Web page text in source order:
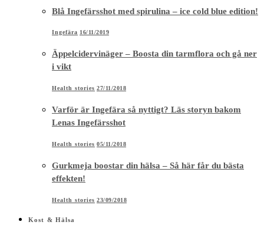
Blå Ingefärsshot med spirulina – ice cold blue edition!
Ingefära 16/11/2019
Äppelcidervinäger – Boosta din tarmflora och gå ner
i vikt
Health stories 27/11/2018
Varför är Ingefära så nyttigt? Läs storyn bakom
Lenas Ingefärsshot
Health stories 05/11/2018
Gurkmeja boostar din hälsa – Så här får du bästa
effekten!
Health stories 23/09/2018
Kost & Hälsa